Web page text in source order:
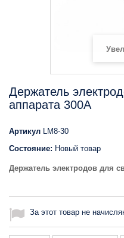
Держатель
аппарата 300А
Артикул LM8-30
Состояние: Новый товар
Держатель электродов для
За этот товар не